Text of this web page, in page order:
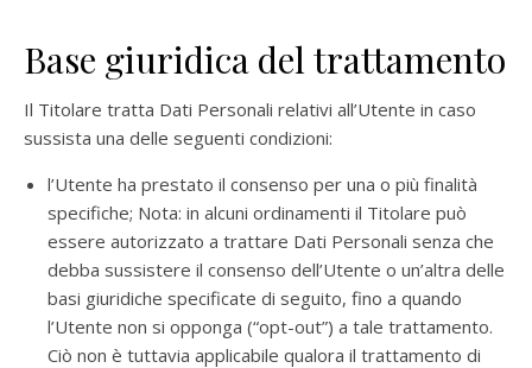
Base giuridica del trattamento
Il Titolare tratta Dati Personali relativi all’Utente in caso
sussista una delle seguenti condizioni:
l’Utente ha prestato il consenso per una o più finalità
specifiche; Nota: in alcuni ordinamenti il Titolare può
essere autorizzato a trattare Dati Personali senza che
debba sussistere il consenso dell’Utente o un’altra delle
basi giuridiche specificate di seguito, fino a quando
l’Utente non si opponga (“opt-out”) a tale trattamento.
Ciò non è tuttavia applicabile qualora il trattamento di